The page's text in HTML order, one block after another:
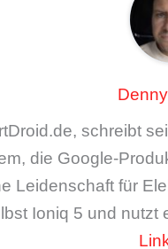
schreibt
die Google-
Leidenschaft für
Ioniq 5 und nutzt